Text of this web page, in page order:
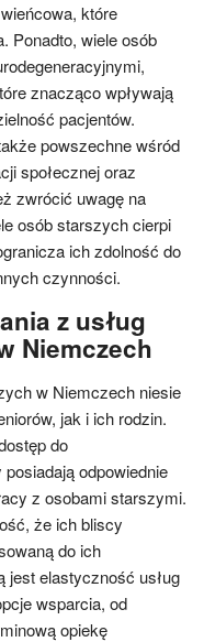
które
Ponadto, wiele osób
znacząco wpływają
pacjentów.
powszechne wśród
społecznej oraz
zwrócić uwagę na
osób starszych cierpi
ich zdolność do
czynności.
z usług
Niemczech
w Niemczech niesie
jak i ich rodzin.
do
odpowiednie
z osobami starszymi.
że ich bliscy
do ich
jest elastyczność usług
wsparcia, od
opiekę